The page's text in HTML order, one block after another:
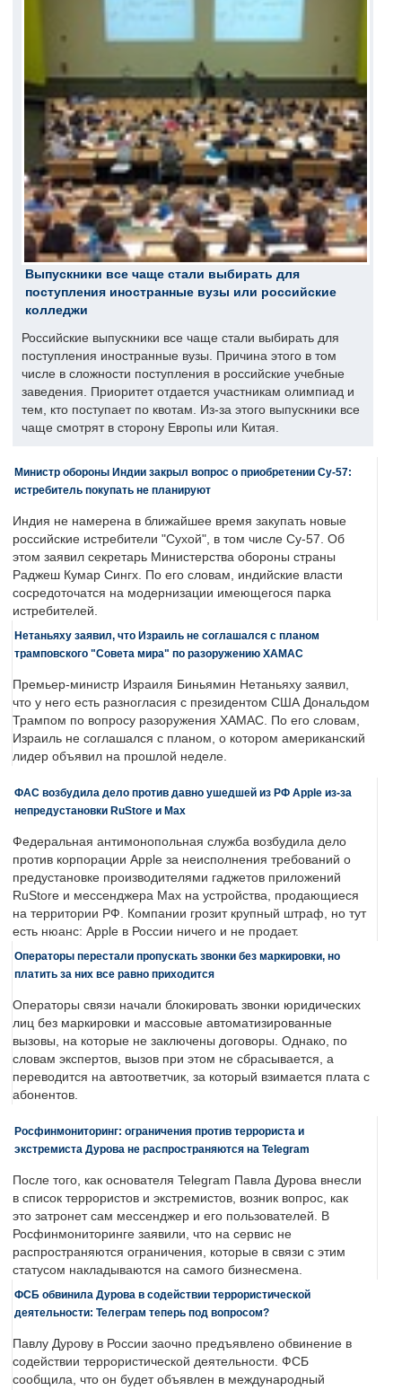
Выпускники все чаще стали выбирать для
поступления иностранные вузы или российские
колледжи
Российские выпускники все чаще стали выбирать для
поступления иностранные вузы. Причина этого в том
числе в сложности поступления в российские учебные
заведения. Приоритет отдается участникам олимпиад и
тем, кто поступает по квотам. Из-за этого выпускники все
чаще смотрят в сторону Европы или Китая.
Министр обороны Индии закрыл вопрос о приобретении Су-57:
истребитель покупать не планируют
Индия не намерена в ближайшее время закупать новые
российские истребители "Сухой", в том числе Су-57. Об
этом заявил секретарь Министерства обороны страны
Раджеш Кумар Сингх. По его словам, индийские власти
сосредоточатся на модернизации имеющегося парка
истребителей.
Нетаньяху заявил, что Израиль не соглашался с планом
трамповского "Совета мира" по разоружению ХАМАС
Премьер-министр Израиля Биньямин Нетаньяху заявил,
что у него есть разногласия с президентом США Дональдом
Трампом по вопросу разоружения ХАМАС. По его словам,
Израиль не соглашался с планом, о котором американский
лидер объявил на прошлой неделе.
ФАС возбудила дело против давно ушедшей из РФ Apple из-за
непредустановки RuStore и Max
Федеральная антимонопольная служба возбудила дело
против корпорации Apple за неисполнения требований о
предустановке производителями гаджетов приложений
RuStore и мессенджера Max на устройства, продающиеся
на территории РФ. Компании грозит крупный штраф, но тут
есть нюанс: Apple в России ничего и не продает.
Операторы перестали пропускать звонки без маркировки, но
платить за них все равно приходится
Операторы связи начали блокировать звонки юридических
лиц без маркировки и массовые автоматизированные
вызовы, на которые не заключены договоры. Однако, по
словам экспертов, вызов при этом не сбрасывается, а
переводится на автоответчик, за который взимается плата с
абонентов.
Росфинмониторинг: ограничения против террориста и
экстремиста Дурова не распространяются на Telegram
После того, как основателя Telegram Павла Дурова внесли
в список террористов и экстремистов, возник вопрос, как
это затронет сам мессенджер и его пользователей. В
Росфинмониторинге заявили, что на сервис не
распространяются ограничения, которые в связи с этим
статусом накладываются на самого бизнесмена.
ФСБ обвинила Дурова в содействии террористической
деятельности: Телеграм теперь под вопросом?
Павлу Дурову в России заочно предъявлено обвинение в
содействии террористической деятельности. ФСБ
сообщила, что он будет объявлен в международный